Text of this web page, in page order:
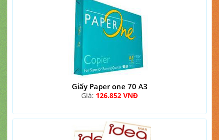
Giấy Paper one 70 A3
Giá: 126.852 VNĐ